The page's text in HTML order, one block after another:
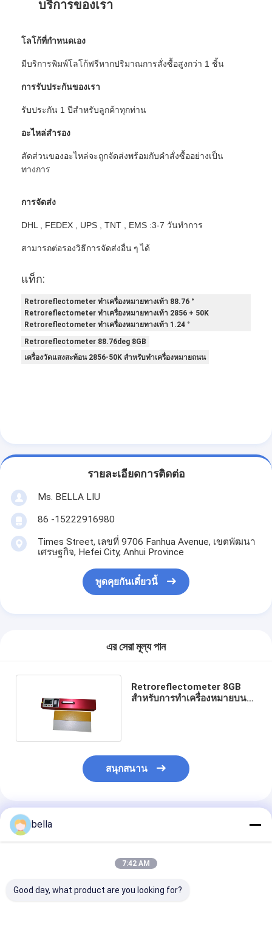
เครื่องวัดแสงสะท้อนย้อนยุค
เครื่องวัดความหนาเครื่องหมายถนน
สติ๊กเกอร์สะท้อนแสงรถยนต์
บริการของเรา
โลโก้ที่กำหนดเอง
มีบริการพิมพ์โลโก้ฟรีหากปริมาณการสั่งซื้อสูงกว่า 1 ชิ้น
การรับประกันของเรา
รับประกัน 1 ปีสำหรับลูกค้าทุกท่าน
อะไหล่สำรอง
สัดส่วนของอะไหล่จะถูกจัดส่งพร้อมกับคำสั่งซื้ออย่างเป็น
ทางการ
การจัดส่ง
DHL , FEDEX , UPS , TNT , EMS :3-7 วันทำการ
สามารถต่อรองวิธีการจัดส่งอื่น ๆ ได้
แท็ก:
Retroreflectometer ทำเครื่องหมายทางเท้า 88.76 °
Retroreflectometer ทำเครื่องหมายทางเท้า 2856 + 50K
Retroreflectometer ทำเครื่องหมายทางเท้า 1.24 °
Retroreflectometer 88.76deg 8GB
เครื่องวัดแสงสะท้อน 2856-50K สำหรับทำเครื่องหมายถนน
รายละเอียดการติดต่อ
Ms. BELLA LIU
86 -15222916980
Times Street, เลขที่ 9706 Fanhua Avenue, เขตพัฒนา
เศรษฐกิจ, Hefei City, Anhui Province
พูดคุยกันเดี๋ยวนี้
এর সেরা মূল্য পান
Retroreflectometer 8GB
สำหรับการทำเครื่องหมายบน
สนุกสนาน
แนะนำผลิตภัณฑ์
bella
7:42 AM
Good day, what product are you looking for?